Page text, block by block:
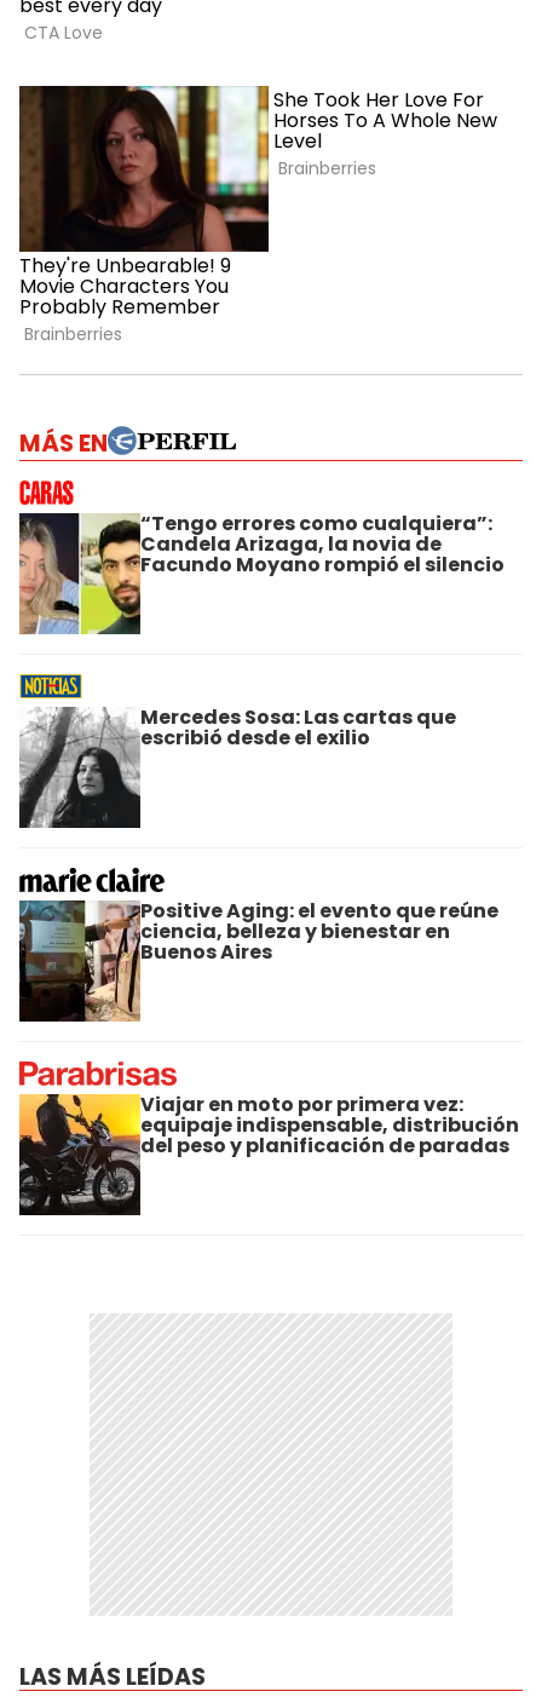
MÁS EN
“Tengo errores como cualquiera”:
Candela Arizaga, la novia de
Facundo Moyano rompió el silencio
Mercedes Sosa: Las cartas que
escribió desde el exilio
Positive Aging: el evento que reúne
ciencia, belleza y bienestar en
Buenos Aires
Viajar en moto por primera vez:
equipaje indispensable, distribución
del peso y planificación de paradas
LAS MÁS LEÍDAS